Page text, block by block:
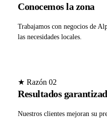
Conocemos la zona
Trabajamos con negocios de
las necesidades locales.
★ Razón 02
Resultados
Nuestros clientes mejoran su